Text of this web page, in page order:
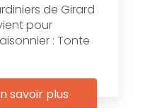
de Girard
pour
: Tonte
savoir plus